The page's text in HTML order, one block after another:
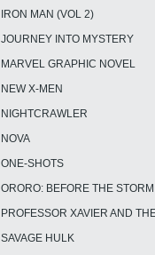
IRON MAN (VOL 2)
JOURNEY INTO MYSTERY
MARVEL GRAPHIC NOVEL
NEW X-MEN
NIGHTCRAWLER
NOVA
ONE-SHOTS
ORORO: BEFORE THE STORM
PROFESSOR XAVIER AND
SAVAGE HULK